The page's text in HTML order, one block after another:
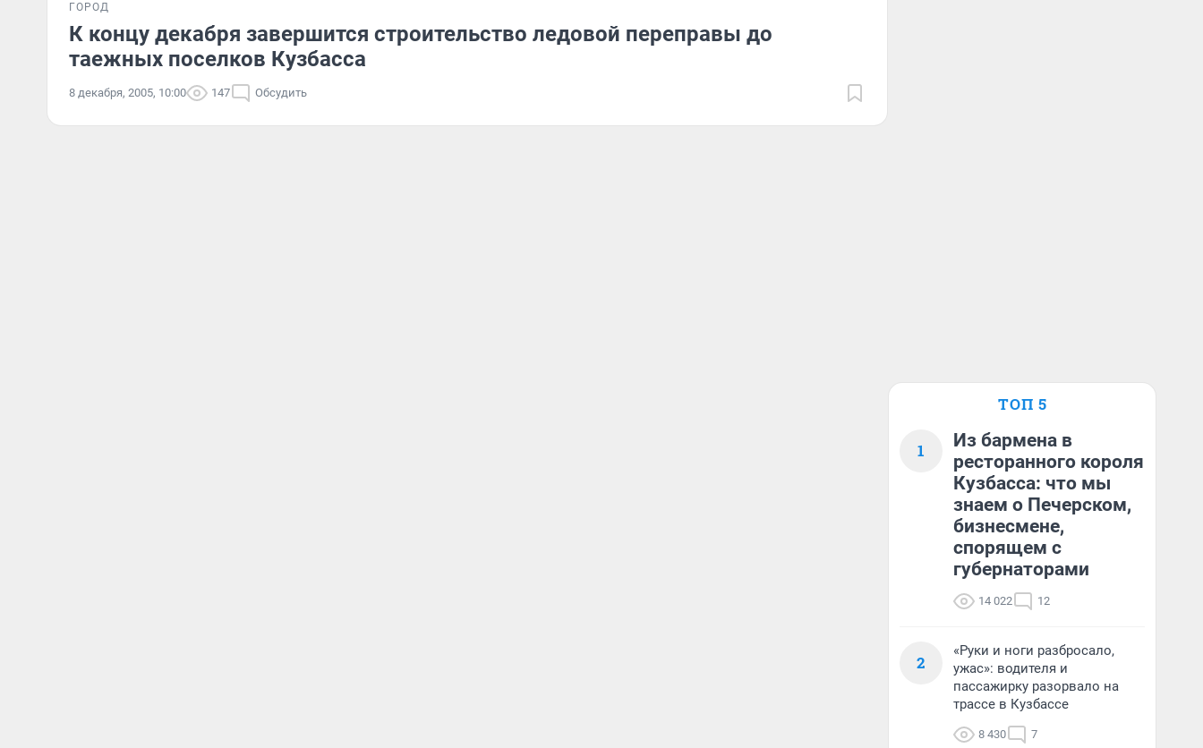
ГОРОД
К концу декабря завершится строительство ледовой переправы до
таежных поселков Кузбасса
8 декабря, 2005, 10:00 147 Обсудить
ТОП 5
1
Из бармена в
ресторанного короля
Кузбасса: что мы
знаем о Печерском,
бизнесмене,
спорящем с
губернаторами
14 022 12
2
«Руки и ноги разбросало,
ужас»: водителя и
пассажирку разорвало на
трассе в Кузбассе
8 430 7